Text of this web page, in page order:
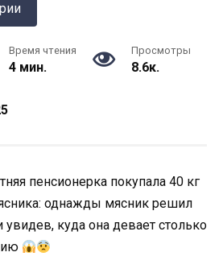
Время чтения
4 мин.
Просмотры
8.6к.
пенсионерка покупала 40 кг
однажды мясник решил
увидев, куда она девает столько